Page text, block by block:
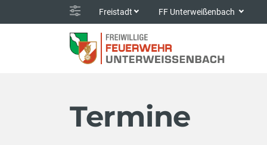
Freistadt FF Unterweißenbach
Termine